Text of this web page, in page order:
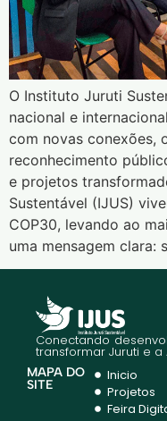
O Instituto Juruti
nacional e
com novas conexões,
reconhecimento
e projetos
Sustentável (IJUS)
COP30, levando ao
uma mensagem clara:
Conectando
transformar Juruti e a
MAPA DO
SITE
Inicio
Projetos
Feira